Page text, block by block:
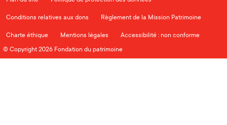
Conditions relatives aux dons Règlement de la Mission Patrimoine
Charte éthique Mentions légales
Accessibilité : non conforme
© Copyright 2026 Fondation du patrimoine